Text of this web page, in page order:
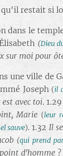
restait si
le
(Dieu
sur moi pour
une ville de
Joseph(il
est avec toi.
Marie (leur
sauve). 1.32 Il
(qui prend
d'homme?